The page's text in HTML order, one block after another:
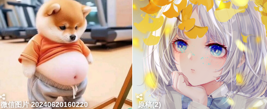
微信图片 20240620160220 原稿(2)